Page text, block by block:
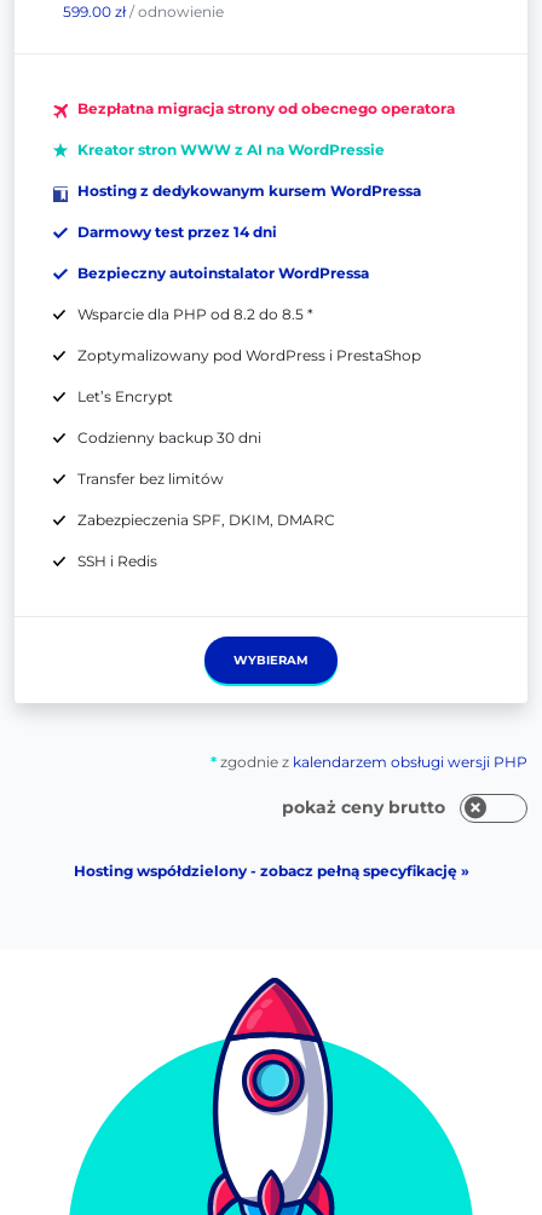
599.00 zł/ odnowienie
Bezpłatna migracja strony od obecnego operatora
Kreator stron WWW z AI na WordPressie
Hosting z dedykowanym kursem WordPressa
Darmowy test przez 14 dni
Bezpieczny autoinstalator WordPressa
Wsparcie dla PHP od 8.2 do 8.5 *
Zoptymalizowany pod WordPress i PrestaShop
Let’s Encrypt
Codzienny backup 30 dni
Transfer bez limitów
Zabezpieczenia SPF, DKIM, DMARC
SSH i Redis
WYBIERAM
* zgodnie z kalendarzem obsługi wersji PHP
pokaż ceny brutto
Hosting współdzielony - zobacz pełną specyfikację »